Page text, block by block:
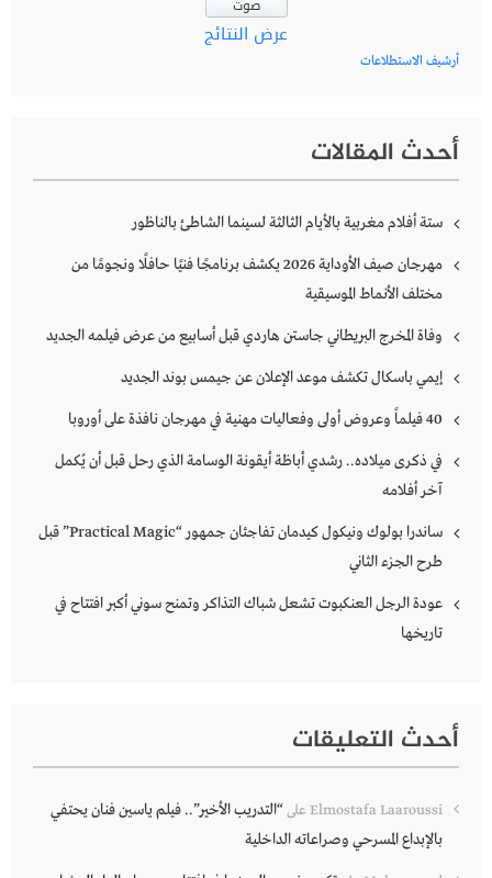
عرض النتائج
أرشيف الاستطلاعات
أحدث المقالات
ستة أفلام مغربية بالأيام الثالثة لسينما الشاطئ بالناظور
مهرجان صيف الأوداية 2026 يكشف برنامجًا فنيًا حافلًا ونجومًا من
مختلف الأنماط الموسيقية
وفاة المخرج البريطاني جاستن هاردي قبل أسابيع من عرض فيلمه الجديد
إيمي باسكال تكشف موعد الإعلان عن جيمس بوند الجديد
40 فيلماً وعروض أولى وفعاليات مهنية في مهرجان نافذة على أوروبا
في ذكرى ميلاده.. رشدي أباظة أيقونة الوسامة الذي رحل قبل أن يُكمل
آخر أفلامه
ساندرا بولوك ونيكول كيدمان تفاجئان جمهور “Practical Magic” قبل
طرح الجزء الثاني
عودة الرجل العنكبوت تشعل شباك التذاكر وتمنح سوني أكبر افتتاح في
تاريخها
أحدث التعليقات
Elmostafa Laaroussi على“التدريب الأخير”.. فيلم ياسين فنان يحتفي
بالإبداع المسرحي وصراعاته الداخلية